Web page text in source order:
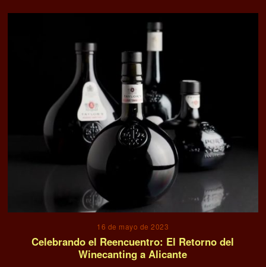
16 de mayo de 2023
Celebrando el Reencuentro: El Retorno del
Winecanting a Alicante